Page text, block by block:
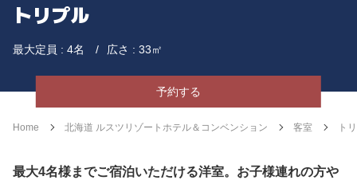
トリプル
最大定員 : 4名 広さ : 33㎡
予約する
Home 北海道 ルスツリゾートホテル＆コンベンション 客室 ト
最大4名様までご宿泊いただける洋室。お子様連れの方や